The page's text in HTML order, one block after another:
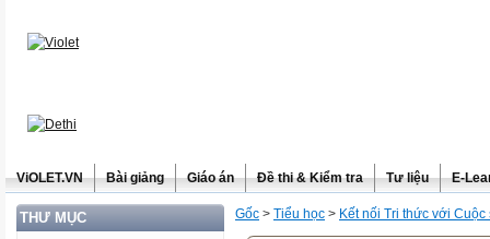
ViOLET.VN Bài giảng Giáo án Đề thi & Kiểm tra Tư liệu E-
THƯ MỤC Gốc > Tiểu học > Kết nối Tri thức với Cuộc